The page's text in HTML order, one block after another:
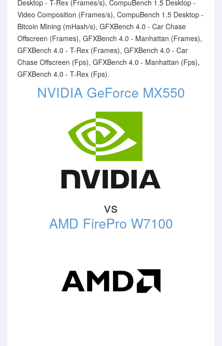
Desktop - T-Rex (Frames/s), CompuBench 1.5 Desktop -
Video Composition (Frames/s), CompuBench 1.5 Desktop -
Bitcoin Mining (mHash/s), GFXBench 4.0 - Car Chase
Offscreen (Frames), GFXBench 4.0 - Manhattan (Frames),
GFXBench 4.0 - T-Rex (Frames), GFXBench 4.0 - Car
Chase Offscreen (Fps), GFXBench 4.0 - Manhattan (Fps),
GFXBench 4.0 - T-Rex (Fps).
NVIDIA GeForce MX550
vs
AMD FirePro W7100